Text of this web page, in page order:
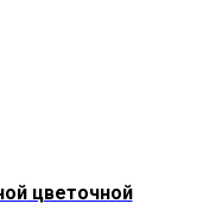
цветочной